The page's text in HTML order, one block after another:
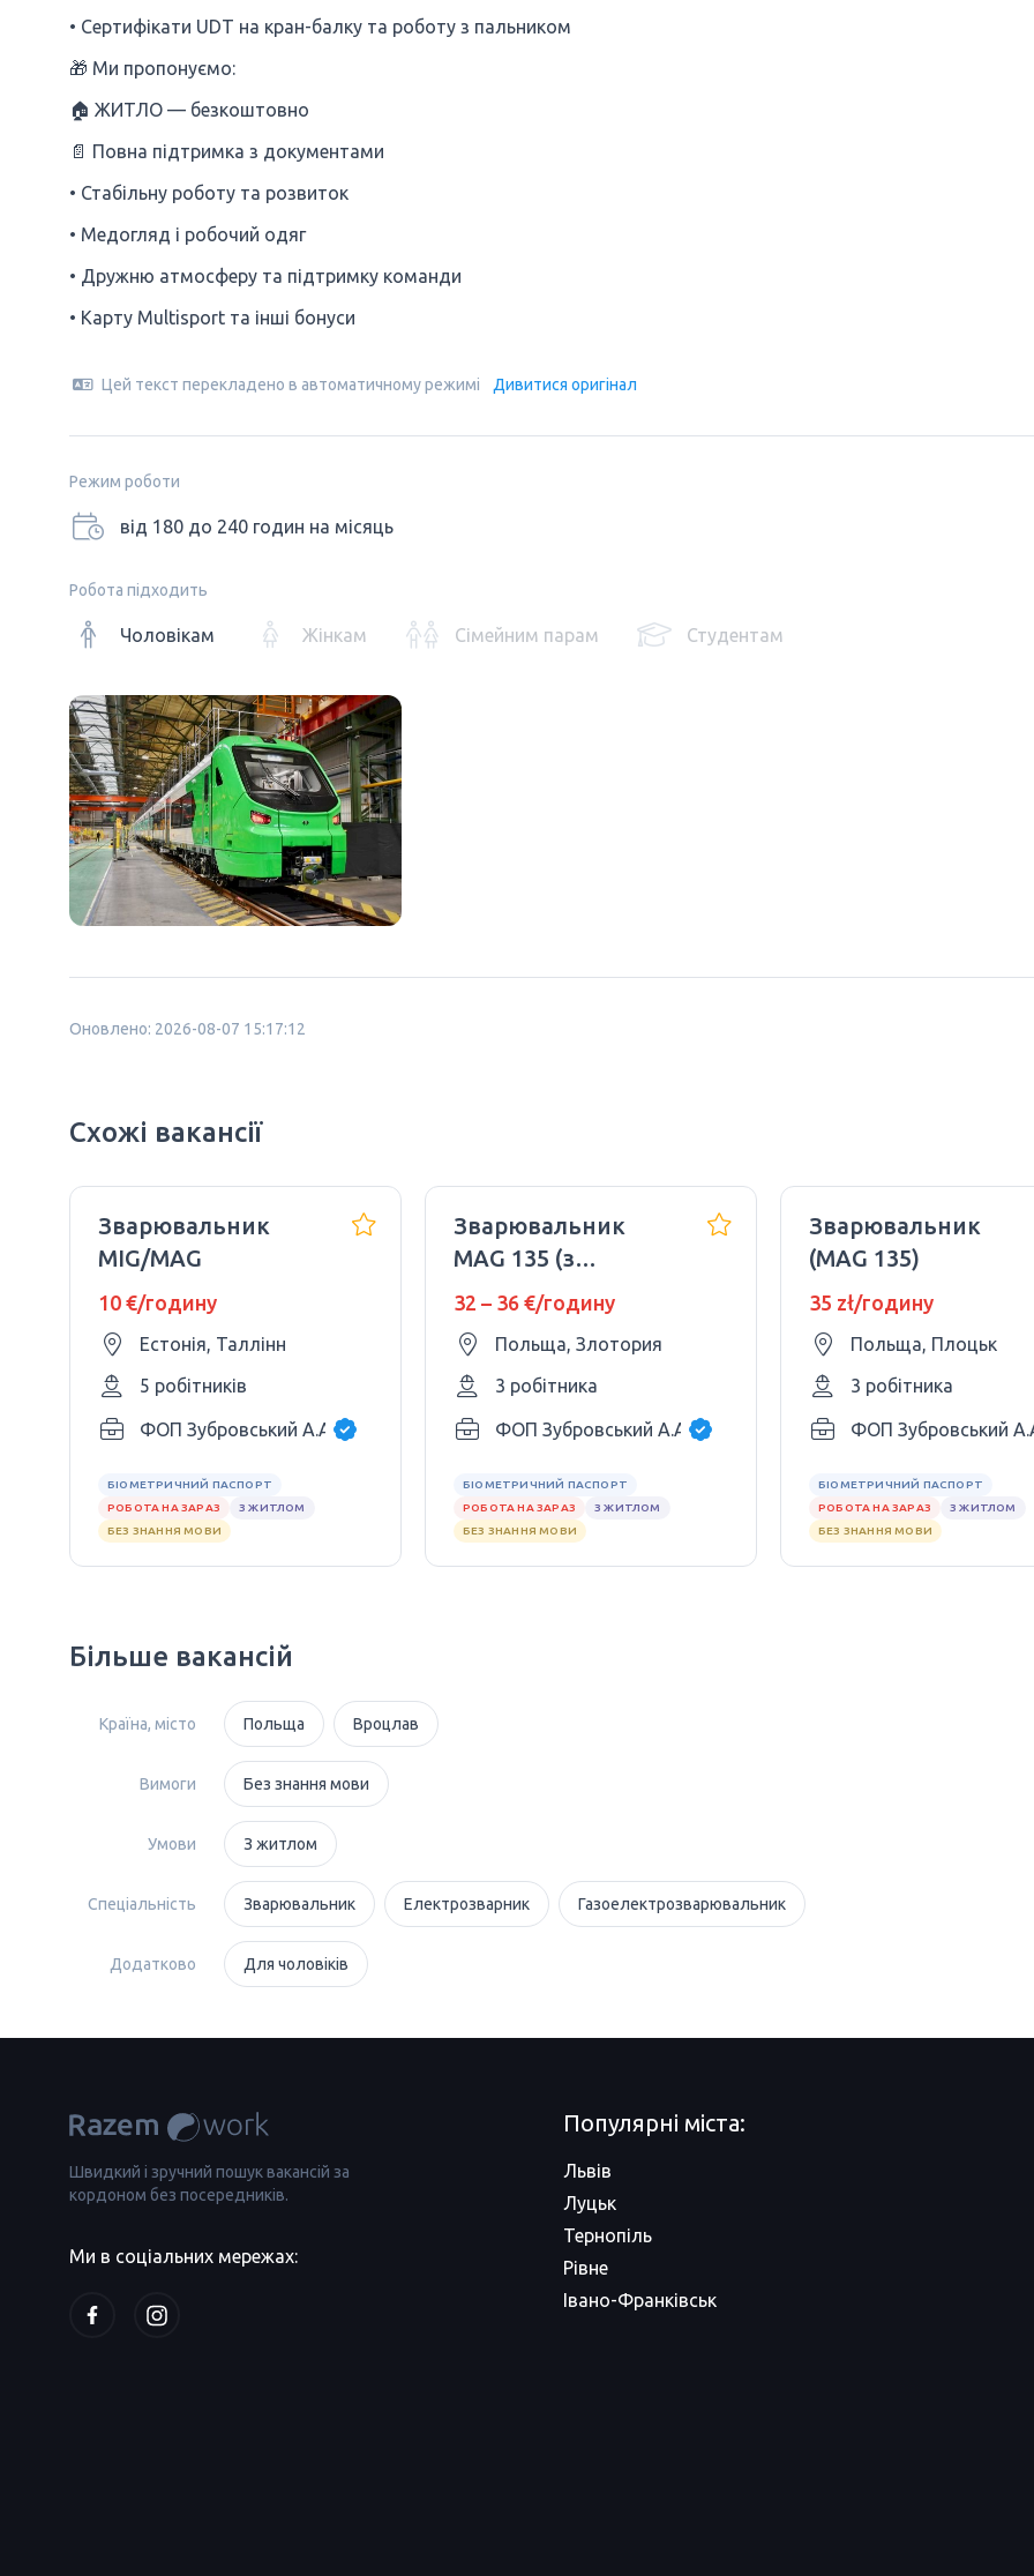
• Сертифікати UDT на кран-балку та роботу з пальником
🎁 Ми пропонуємо:
🏠 ЖИТЛО — безкоштовно
📄 Повна підтримка з документами
• Стабільну роботу та розвиток
• Медогляд і робочий одяг
• Дружню атмосферу та підтримку команди
• Карту Multisport та інші бонуси
Цей текст перекладено в автоматичному режимі Дивитися оригінал
Режим роботи
від 180 до 240 годин на місяць
Робота підходить
Чоловікам Жінкам Сімейним парам Студентам
Оновлено: 2026-08-07 15:17:12
Схожі вакансії
Зварювальник
MIG/MAG
10 €/годину
Естонія, Таллінн
5 робітників
ФОП Зубровський А.А.
БІОМЕТРИЧНИЙ ПАСПОРТ
РОБОТА НА ЗАРАЗ
З ЖИТЛОМ
БЕЗ ЗНАННЯ МОВИ
Зварювальник
MAG 135 (з
мінімальним
досвідом)
32 – 36 €/годину
Польща, Злотория
3 робітника
ФОП Зубровський А.А.
БІОМЕТРИЧНИЙ ПАСПОРТ
РОБОТА НА ЗАРАЗ
З ЖИТЛОМ
БЕЗ ЗНАННЯ МОВИ
Зварювальник
(MAG 135)
35 zł/годину
Польща, Плоцьк
3 робітника
ФОП Зубровський
БІОМЕТРИЧНИЙ ПАСПОРТ
РОБОТА НА ЗАРАЗ
З ЖИТЛОМ
БЕЗ ЗНАННЯ МОВИ
Більше вакансій
Країна, місто Польща Вроцлав
Вимоги Без знання мови
Умови З житлом
Спеціальність Зварювальник Електрозварник Газоелектрозварювальник
Додатково Для чоловіків
Швидкий і зручний пошук вакансій за
кордоном без посередників.
Ми в соціальних мережах:
Популярні міста:
Львів
Луцьк
Тернопіль
Рівне
Івано-Франківськ